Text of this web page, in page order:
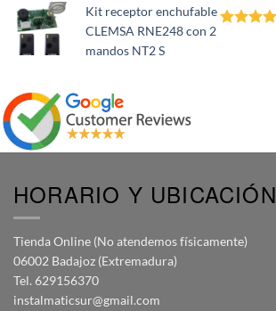
Kit receptor enchufable
CLEMSA RNE248 con 2
mandos NT2 S
HORARIO Y UBICACIÓN
Tienda Online (No atendemos físicamente)
06002 Badajoz (Extremadura)
Tel. 629156370
instalmaticsur@gmail.com